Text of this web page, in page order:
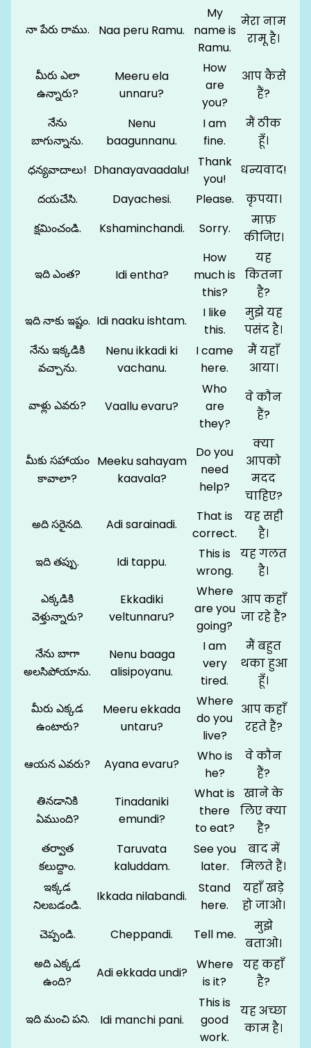
నా పేరు రాము. Naa peru Ramu.
My
name is
Ramu.
मेरा नाम
रामू है।
మీరు ఎలా
ఉన్నారు?
Meeru ela
unnaru?
How
are
you?
आप कैसे
हैं?
నేను
బాగున్నాను.
Nenu
baagunnanu.
I am
fine.
मैं ठीक
हूँ।
ధన్యవాదాలు! Dhanayavaadalu!
Thank
you!
धन्यवाद!
దయచేసి.
Dayachesi. Please.
कृपया।
క్షమించండి.
Kshaminchandi. Sorry.
माफ़
कीजिए।
ఇది ఎంత? Idi entha?
How
much is
this?
यह
कितना
है?
ఇది నాకు ఇష్టం. Idi naaku ishtam.
I like
this.
मुझे यह
पसंद है।
నేను ఇక్కడికి
వచ్చాను.
Nenu ikkadi ki
vachanu.
I came
here.
मैं यहाँ
आया।
వాళ్లు ఎవరు? Vaallu evaru?
Who
are
they?
वे कौन
हैं?
మీకు సహాయం
కావాలా?
Meeku sahayam
kaavala?
Do you
need
help?
क्या
आपको
मदद
चाहिए?
అది సరైనది.
Adi sarainadi.
That is
correct.
यह सही
है।
ఇది తప్పు.
Idi tappu.
This is
wrong.
यह गलत
है।
ఎక్కడికి
వెళ్తున్నారు?
Ekkadiki
veltunnaru?
Where
are you
going?
आप कहाँ
जा रहे हैं?
నేను బాగా
అలసిపోయాను.
Nenu baaga
alisipoyanu.
I am
very
tired.
मैं बहुत
थका हुआ
हूँ।
మీరు ఎక్కడ
ఉంటారు?
Meeru ekkada
untaru?
Where
do you
live?
आप कहाँ
रहते हैं?
ఆయన ఎవరు? Ayana evaru?
Who is
he?
वे कौन
हैं?
తినడానికి
ఏముంది?
Tinadaniki
emundi?
What is
there
to eat?
खाने के
लिए क्या
है?
తర్వాత
కలుద్దాం.
Taruvata
kaluddam.
See you
later.
बाद में
मिलते हैं।
ఇక్కడ
నిలబడండి.
Ikkada nilabandi.
Stand
here.
यहाँ खड़े
हो जाओ।
చెప్పండి.
Cheppandi. Tell me.
मुझे
बताओ।
అది ఎక్కడ
ఉంది?
Adi ekkada undi?
Where
is it?
यह कहाँ
है?
ఇది మంచి పని. Idi manchi pani.
This is
good
work.
यह अच्छा
काम है।